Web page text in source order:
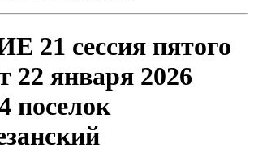
21 сессия пятого
22 января 2026
поселок